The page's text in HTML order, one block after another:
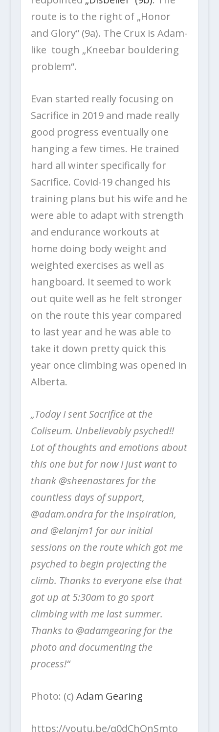
route is to the right of „Honor
and Glory“ (9a). The Crux is Adam-
like tough „Kneebar bouldering
problem“.
Evan started really focusing on
Sacrifice in 2019 and made really
good progress eventually one
hanging a few times. He trained
hard all winter specifically for
Sacrifice. Covid-19 changed his
training plans but his wife and he
were able to adapt with strength
and endurance workouts at
home doing body weight and
weighted exercises as well as
hangboard. It seemed to work
out quite well as he felt stronger
on the route this year compared
to last year and he was able to
take it down pretty quick this
year once climbing was opened in
Alberta.
„Today I sent Sacrifice at the
Coliseum. Unbelievably psyched!!
Lot of thoughts and emotions about
this one but for now I just want to
thank @sheenastares for the
countless days of support,
@adam.ondra for the inspiration,
and @elanjm1 for our initial
sessions on the route which got me
psyched to begin projecting the
climb. Thanks to everyone else that
got up at 5:30am to go sport
climbing with me last summer.
Thanks to @adamgearing for the
photo and documenting the
process!“
Photo: (c) Adam Gearing
https://youtu.be/q0dChOnSmto